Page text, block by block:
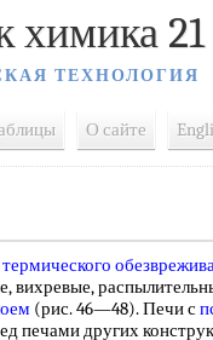
химика 21
ТЕХНОЛОГИЯ
О сайте
термического
вихревые,
(рис. 46—48). Печи с
печами других